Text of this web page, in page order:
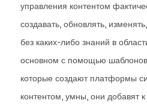
управления контентом
создавать, обновлять,
без каких-либо знаний в
основном с помощью
которые создают платформы
контентом, умны, они добавят